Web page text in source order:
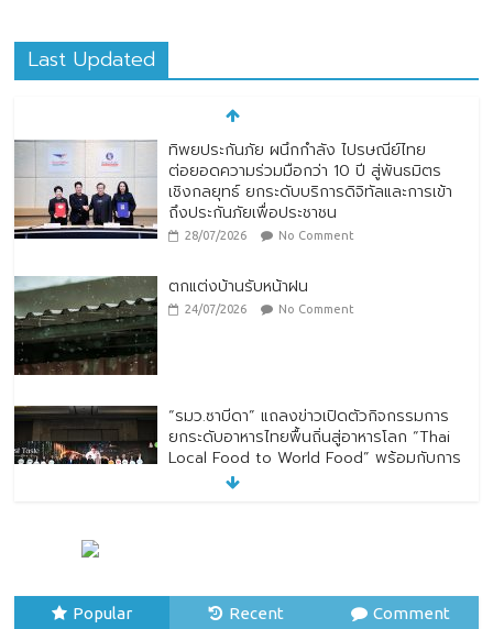
Last Updated
ทิพยประกันภัย ผนึกกำลัง ไปรษณีย์ไทย
ต่อยอดความร่วมมือกว่า 10 ปี สู่พันธมิตร
เชิงกลยุทธ์ ยกระดับบริการดิจิทัลและการเข้า
ถึงประกันภัยเพื่อประชาชน
28/07/2026 No Comment
ตกแต่งบ้านรับหน้าฝน
24/07/2026 No Comment
“รมว.ซาบีดา” แถลงข่าวเปิดตัวกิจกรรมการ
ยกระดับอาหารไทยพื้นถิ่นสู่อาหารโลก “Thai
Local Food to World Food” พร้อมกับการ
เปิดตัวตราสัญลักษณ์ “Thailand Best
พระบาทสมเด็จพระปรเมนทรรามาธิบดีศรีสิน
ทรมหาวชิราลงกรณ พระวชิรเกล้าเจ้าอยู่หัว
Popular Recent Comment